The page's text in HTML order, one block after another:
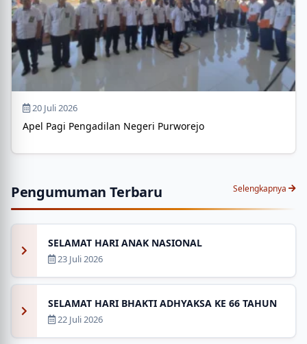
20 Juli 2026
Apel Pagi Pengadilan Negeri Purworejo
Pengumuman Terbaru Selengkapnya
SELAMAT HARI ANAK NASIONAL
23 Juli 2026
SELAMAT HARI BHAKTI ADHYAKSA KE 66 TAHUN
22 Juli 2026